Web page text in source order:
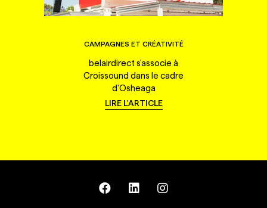
CAMPAGNES ET CRÉATIVITÉ
belairdirect s'associe à
Croissound dans le cadre
d'Osheaga
LIRE L'ARTICLE